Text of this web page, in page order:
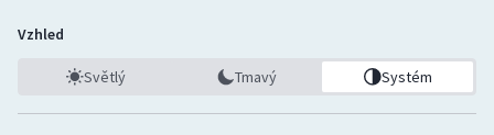
Vzhled
Světlý Tmavý Systém